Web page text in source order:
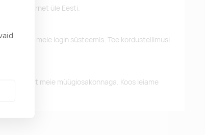
tasuta tarnet üle Eesti.
tellimusi meie login süsteemis. Tee kordustellimusi
ühendust meie müügiosakonnaga. Koos leiame